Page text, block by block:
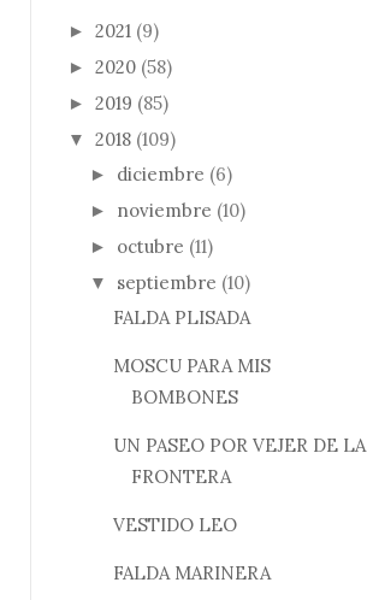
► 2021 (9)
► 2020 (58)
► 2019 (85)
▼ 2018 (109)
► diciembre (6)
► noviembre (10)
► octubre (11)
▼ septiembre (10)
FALDA PLISADA
MOSCU PARA MIS
BOMBONES
UN PASEO POR VEJER DE LA
FRONTERA
VESTIDO LEO
FALDA MARINERA